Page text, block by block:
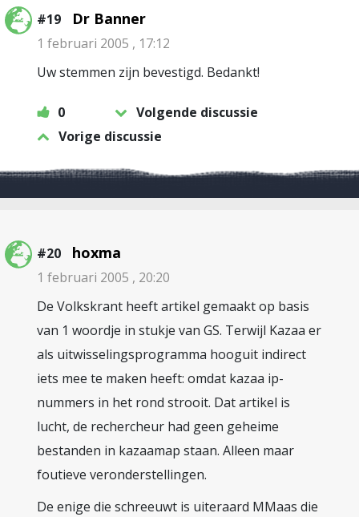
#19 Dr Banner
1 februari 2005 , 17:12
Uw stemmen zijn bevestigd. Bedankt!
0
Volgende discussie
Vorige discussie
#20 hoxma
1 februari 2005 , 20:20
De Volkskrant heeft artikel gemaakt op basis
van 1 woordje in stukje van GS. Terwijl Kazaa er
als uitwisselingsprogramma hooguit indirect
iets mee te maken heeft: omdat kazaa ip-
nummers in het rond strooit. Dat artikel is
lucht, de rechercheur had geen geheime
bestanden in kazaamap staan. Alleen maar
foutieve veronderstellingen.
De enige die schreeuwt is uiteraard MMaas die